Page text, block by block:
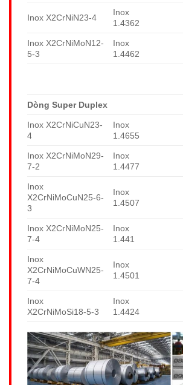
Inox X2CrNiN23-4
Inox
1.4362
Inox X2CrNiMoN12-
5-3
Inox
1.4462
Dòng Super Duplex
Inox X2CrNiCuN23-
4
Inox
1.4655
Inox X2CrNiMoN29-
7-2
Inox
1.4477
Inox
X2CrNiMoCuN25-6-
3
Inox
1.4507
Inox X2CrNiMoN25-
7-4
Inox
1.441
Inox
X2CrNiMoCuWN25-
7-4
Inox
1.4501
Inox
X2CrNiMoSi18-5-3
Inox
1.4424